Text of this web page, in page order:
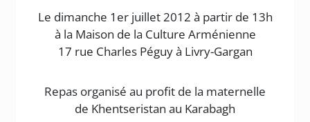
Le dimanche 1er juillet 2012 à partir de 13h
à la Maison de la Culture Arménienne
17 rue Charles Péguy à Livry-Gargan
Repas organisé au profit de la maternelle
de Khentseristan au Karabagh